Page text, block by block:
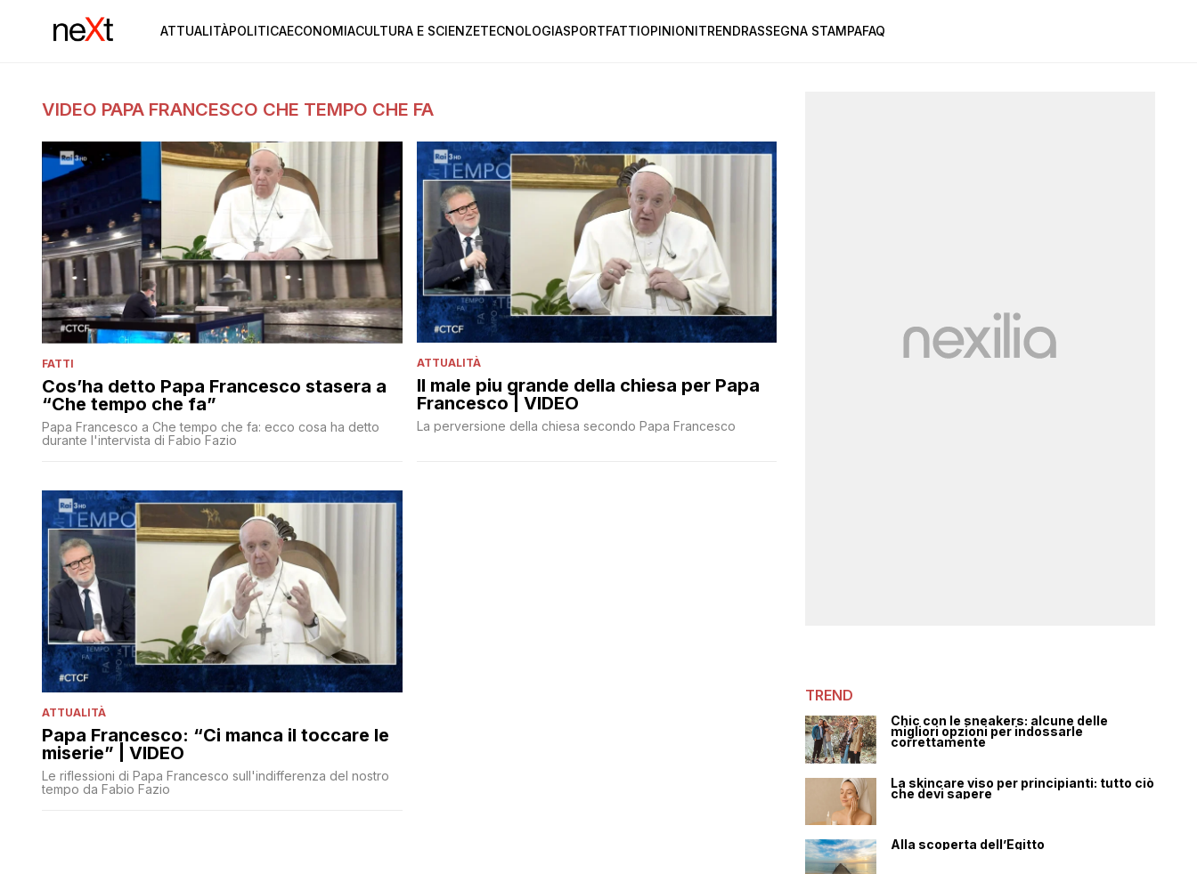
ATTUALITÀPOLITICAECONOMIACULTURA E SCIENZETECNOLOGIASPORTFATTIOPINIONITRENDRASSEGNA STAMPAFAQ
VIDEO PAPA FRANCESCO CHE TEMPO CHE FA
FATTI
Cos’ha detto Papa Francesco stasera a
“Che tempo che fa”
Papa Francesco a Che tempo che fa: ecco cosa ha detto
durante l'intervista di Fabio Fazio
ATTUALITÀ
Il male piu grande della chiesa per Papa
Francesco | VIDEO
La perversione della chiesa secondo Papa Francesco
ATTUALITÀ
Papa Francesco: “Ci manca il toccare le
miserie” | VIDEO
Le riflessioni di Papa Francesco sull'indifferenza del nostro
tempo da Fabio Fazio
TREND
Chic con le sneakers: alcune delle
migliori opzioni per indossarle
correttamente
La skincare viso per principianti: tutto ciò
che devi sapere
Alla scoperta dell’Egitto